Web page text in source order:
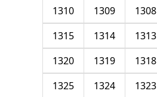
1308
1309
1310
1313
1314
1315
1318
1319
1320
1323
1324
1325